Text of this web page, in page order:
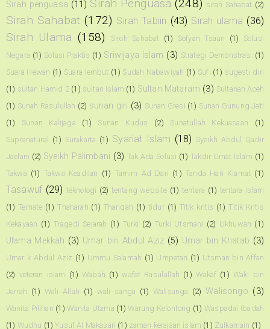
Sirah penguasa (11) Sirah Penguasa (248) sirah Sahabat (2)
Sirah Sahabat (172) Sirah Tabiin (43) Sirah ulama (36)
Sirah Ulama (158) Siroh Sahabat (1) Sofyan Tsauri (1)
Solusi
Negara (1) Solusi Praktis (1) Sriwijaya Islam (3) Strategi Demonstrasi (1)
Suara Hewan (1) Suara lembut (1) Sudah Nabawiyah (1) Sufi (1) sugesti diri
(1) sultan Hamid 2 (1) sultan Islam (1) Sultan Mataram (3) Sultanah Aceh
(1) Sunah Rasulullah (2) sunan giri (3) Sunan Gresi (1) Sunan Gunung Jati
(1)
Sunan Kalijaga (1) Sunan Kudus (2) Sunatullah Kekuasaan
(1)
Supranatural
(1) Surakarta (1) Syariat Islam (18) Syeikh Abdul Qadir
Jaelani (2) Syeikh Palimbani (3) Tak Ada Solusi (1) Takdir Umat Islam (1)
Takwa (1) Takwa Keadilan (1) Tamim Ad Dari (1) Tanda Hari Kiamat (1)
Tasawuf (29) teknologi (2) tentang website (1) tentara (1) tentara Islam
(1) Ternate (1) Thaharah (1) Thariqah (1) tidur (1) Titik kritis (1) Titik Kritis
Kekayaan (1) Tragedi Sejarah (1) Turki (2) Turki Utsmani (2) Ukhuwah (1)
Ulama Mekkah (3) Umar bin Abdul Aziz (5) Umar bin Khatab (3)
Umar k Abdul Aziz (1) Ummu Salamah (1) Umpetan (1) Utsman bin Affan
(2) veteran islam (1) Wabah (1) wafat Rasulullah (1) Wakaf (1) Waki bin
Jarrah (1) Wali Allah (1) wali sanga (1) Walisanga (2) Walisongo (3)
Wanita Pilihan (1) Wanita Utama (1) Warung Kelontong (1) Waspadai Ibadah
(1) Wudhu (1) Yusuf Al Makasari (1) zaman kerajaan islam (1) Zulkarnain (1)